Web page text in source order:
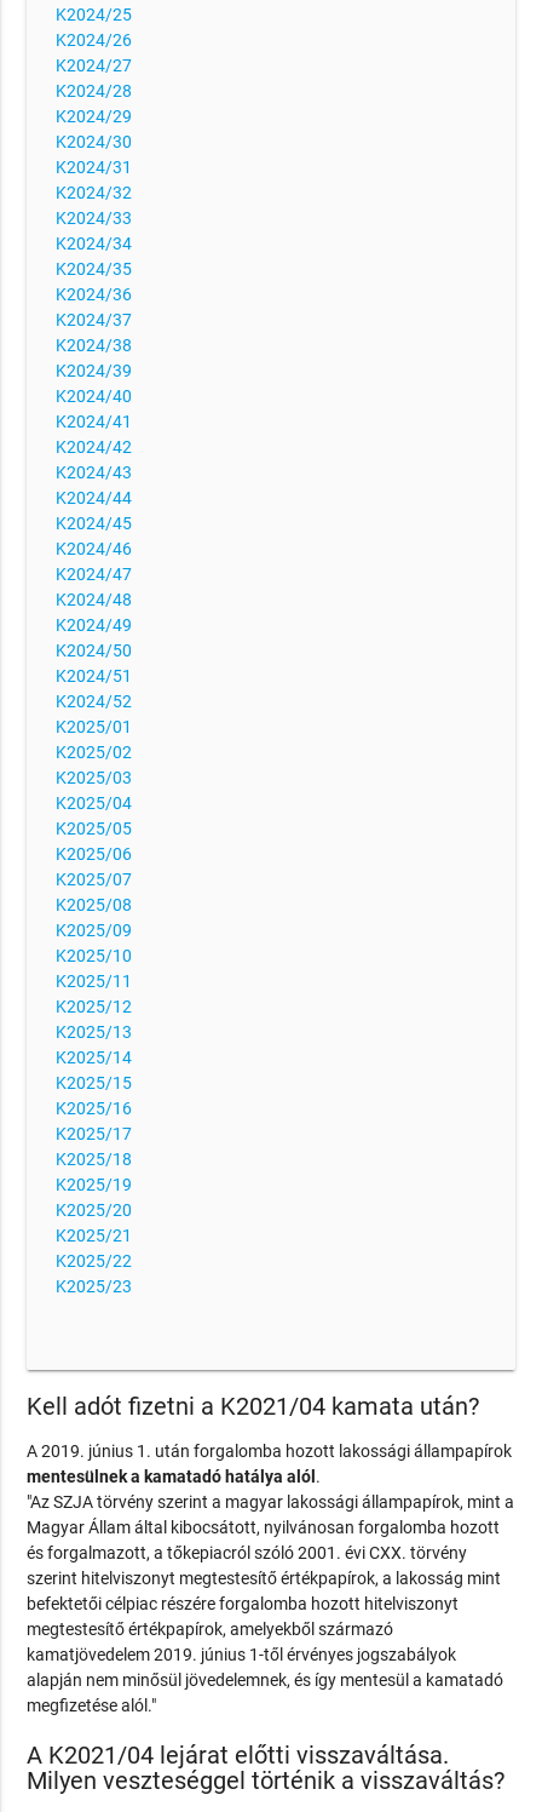
K2024/25
K2024/26
K2024/27
K2024/28
K2024/29
K2024/30
K2024/31
K2024/32
K2024/33
K2024/34
K2024/35
K2024/36
K2024/37
K2024/38
K2024/39
K2024/40
K2024/41
K2024/42
K2024/43
K2024/44
K2024/45
K2024/46
K2024/47
K2024/48
K2024/49
K2024/50
K2024/51
K2024/52
K2025/01
K2025/02
K2025/03
K2025/04
K2025/05
K2025/06
K2025/07
K2025/08
K2025/09
K2025/10
K2025/11
K2025/12
K2025/13
K2025/14
K2025/15
K2025/16
K2025/17
K2025/18
K2025/19
K2025/20
K2025/21
K2025/22
K2025/23
Kell adót fizetni a K2021/04 kamata után?
A 2019. június 1. után forgalomba hozott lakossági állampapírok
mentesülnek a kamatadó hatálya alól .
"Az SZJA törvény szerint a magyar lakossági állampapírok, mint a
Magyar Állam által kibocsátott, nyilvánosan forgalomba hozott
és forgalmazott, a tőkepiacról szóló 2001. évi CXX. törvény
szerint hitelviszonyt megtestesítő értékpapírok, a lakosság mint
befektetői célpiac részére forgalomba hozott hitelviszonyt
megtestesítő értékpapírok, amelyekből származó
kamatjövedelem 2019. június 1-től érvényes jogszabályok
alapján nem minősül jövedelemnek, és így mentesül a kamatadó
megfizetése alól."
A K2021/04 lejárat előtti visszaváltása.
Milyen veszteséggel történik a visszaváltás?